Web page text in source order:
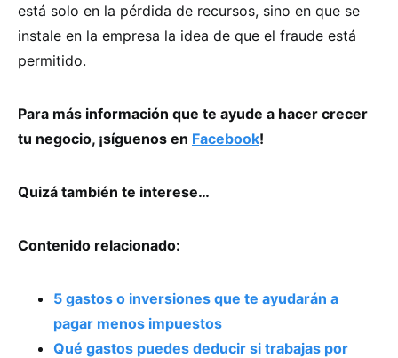
está solo en la pérdida de recursos, sino en que se
instale en la empresa la idea de que el fraude está
permitido.
Para más información que te ayude a hacer crecer
tu negocio, ¡síguenos en Facebook!
Quizá también te interese…
Contenido relacionado:
5 gastos o inversiones que te ayudarán a
pagar menos impuestos
Qué gastos puedes deducir si trabajas por